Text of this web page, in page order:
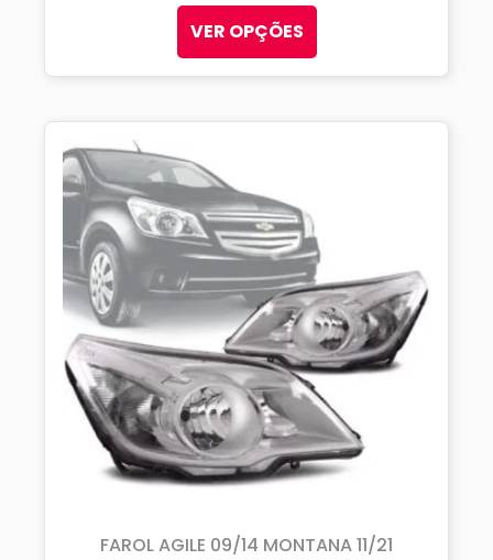
VER OPÇÕES
FAROL AGILE 09/14 MONTANA 11/21